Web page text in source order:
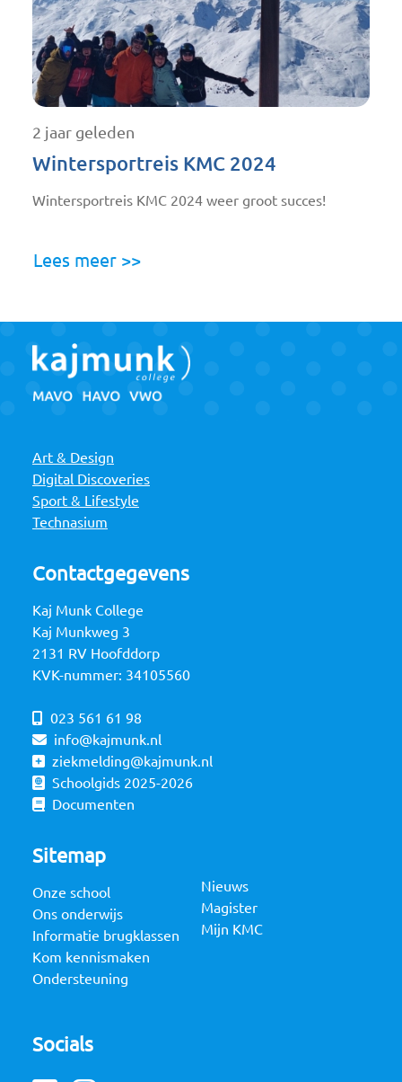
2 jaar geleden
Wintersportreis KMC 2024
Wintersportreis KMC 2024 weer groot succes!
Lees meer >>
Art & Design
Digital Discoveries
Sport & Lifestyle
Technasium
Contactgegevens
Kaj Munk College
Kaj Munkweg 3
2131 RV Hoofddorp
KVK-nummer: 34105560
023 561 61 98
info@kajmunk.nl
ziekmelding@kajmunk.nl
Schoolgids 2025-2026
Documenten
Sitemap
Onze school
Ons onderwijs
Informatie brugklassen
Kom kennismaken
Ondersteuning
Nieuws
Magister
Mijn KMC
Socials